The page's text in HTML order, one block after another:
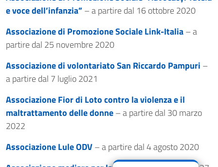
e voce dell’infanzia”– a partire dal 16 ottobre 2020
Associazione di Promozione Sociale Link-Italia– a
partire dal 25 novembre 2020
Associazione di volontariato San Riccardo Pampuri –
a partire dal 7 luglio 2021
Associazione Fior di Loto contro la violenza e il
maltrattamento delle donne– a partire dal 30 marzo
2022
Associazione Lule ODV– a partire dal 4 agosto 2020